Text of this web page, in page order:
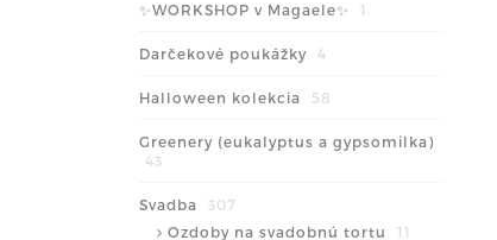
✨WORKSHOP v Magaele✨ 1
Darčekové poukážky 4
Halloween kolekcia 58
Greenery (eukalyptus a gypsomilka)
43
Svadba
307
Ozdoby na svadobnú tortu
11